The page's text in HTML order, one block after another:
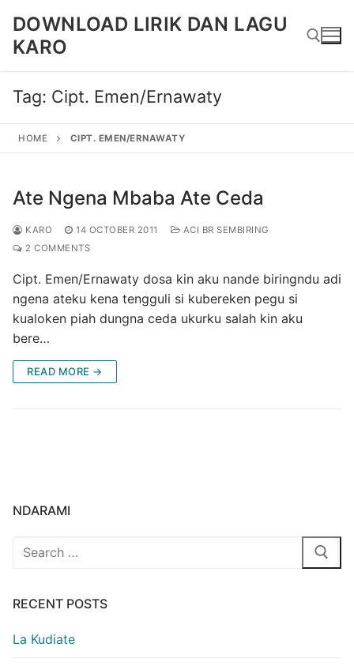
content
DOWNLOAD LIRIK DAN LAGU
KARO
Search for:
Tag: Cipt. Emen/Ernawaty
HOME CIPT. EMEN/ERNAWATY
Ate Ngena Mbaba Ate Ceda
KARO 14 OCTOBER 2011
ACI BR SEMBIRING
2 COMMENTS
Cipt. Emen/Ernawaty dosa kin aku nande biringndu adi
ngena ateku kena tengguli si kubereken pegu si
kualoken piah dungna ceda ukurku salah kin aku
bere…
READ MORE →
NDARAMI
Search
RECENT POSTS
La Kudiate